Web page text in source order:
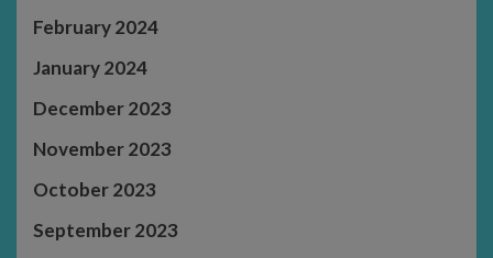
February 2024
January 2024
December 2023
November 2023
October 2023
September 2023